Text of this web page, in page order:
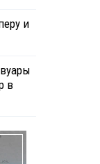
и
в